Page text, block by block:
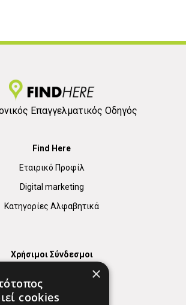
Επαγγελματικός Οδηγός
Find Here
Εταιρικό Προφίλ
Digital marketing
Κατηγορίες Αλφαβητικά
Χρήσιμοι Σύνδεσμοι
Χρήσιμα Τηλέφωνα
×
cookies